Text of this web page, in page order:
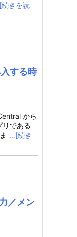
きを読
する時
から
リである
…[続き
／メン